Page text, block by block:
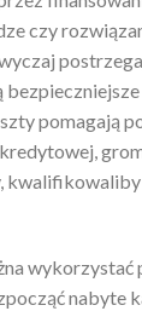
czy
pomagają
kwalifikowaliby
nabyte